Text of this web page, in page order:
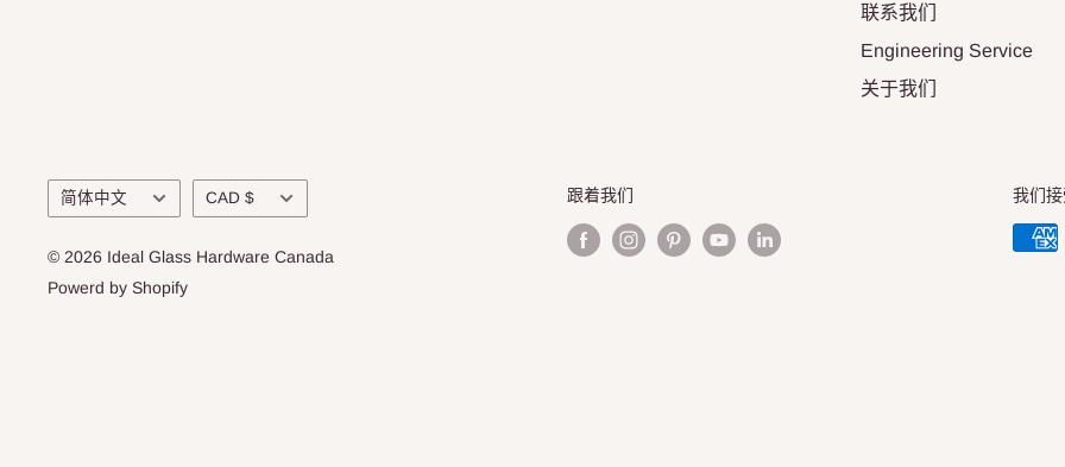
联系我们
Engineering Service
关于我们
语
言
简体中文
货
币
CAD $
© 2026 Ideal Glass Hardware Canada
Powerd by Shopify
跟着我们 我们